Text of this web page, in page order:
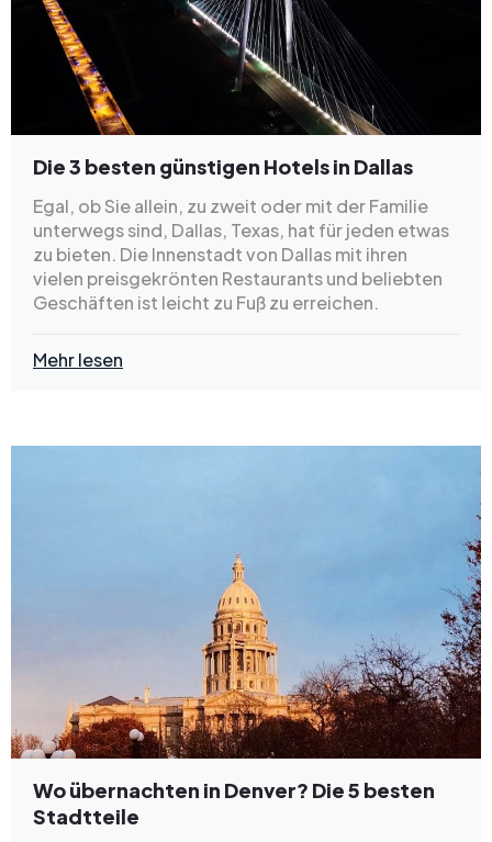
Die 3 besten günstigen Hotels in Dallas
Egal, ob Sie allein, zu zweit oder mit der Familie
unterwegs sind, Dallas, Texas, hat für jeden etwas
zu bieten. Die Innenstadt von Dallas mit ihren
vielen preisgekrönten Restaurants und beliebten
Geschäften ist leicht zu Fuß zu erreichen.
Mehr lesen
Wo übernachten in Denver? Die 5 besten
Stadtteile